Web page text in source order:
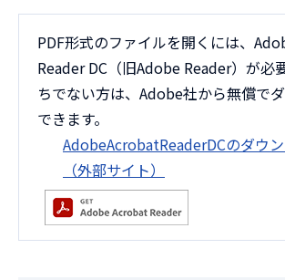
PDF形式のファイルを開くには、
Reader DC（旧Adobe Reader）が必
ちでない方は、Adobe社から無償で
できます。
AdobeAcrobatReaderDCのダウ
（外部サイト）